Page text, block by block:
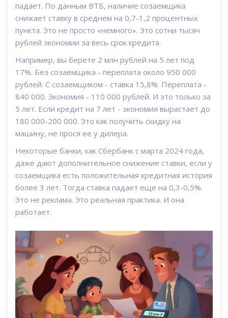
падает. По данным ВТБ, наличие созаемщика
снижает ставку в среднем на 0,7-1,2 процентных
пункта. Это не просто «немного». Это сотни тысяч
рублей экономии за весь срок кредита.
Например, вы берете 2 млн рублей на 5 лет под
17%. Без созаемщика - переплата около 950 000
рублей. С созаемщиком - ставка 15,8%. Переплата -
840 000. Экономия - 110 000 рублей. И это только за
5 лет. Если кредит на 7 лет - экономия вырастает до
180 000-200 000. Это как получить скидку на
машину, не прося ее у дилера.
Некоторые банки, как Сбербанк с марта 2024 года,
даже дают дополнительное снижение ставки, если у
созаемщика есть положительная кредитная история
более 3 лет. Тогда ставка падает еще на 0,3-0,5%.
Это не реклама. Это реальная практика. И она
работает.